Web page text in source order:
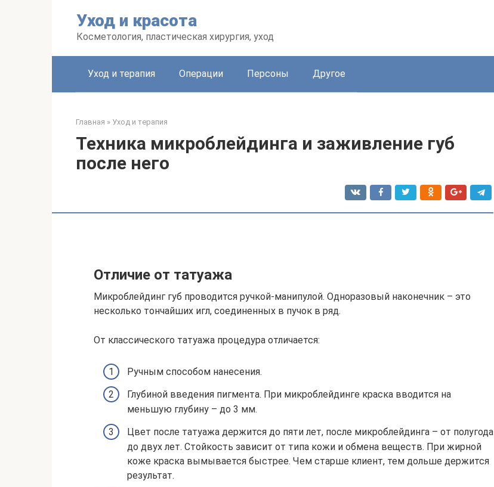
Уход и красота
Косметология, пластическая хирургия, уход
Уход и терапия Операции Персоны Другое
Главная » Уход и терапия
Техника микроблейдинга и заживление губ
после него
Отличие от татуажа
Микроблейдинг губ проводится ручкой-манипулой. Одноразовый наконечник – это
несколько тончайших игл, соединенных в пучок в ряд.
От классического татуажа процедура отличается:
Ручным способом нанесения.
Глубиной введения пигмента. При микроблейдинге краска вводится на
меньшую глубину – до 3 мм.
Цвет после татуажа держится до пяти лет, после микроблейдинга – от полугода
до двух лет. Стойкость зависит от типа кожи и обмена веществ. При жирной
коже краска вымывается быстрее. Чем старше клиент, тем дольше держится
результат.